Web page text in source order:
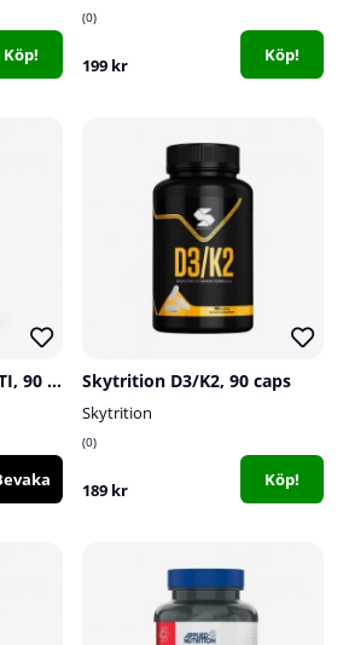
Köp!
0
199 kr Köp!
SOLID Nutrition MULTI, 90 tabs Skytrition D3/K2, 90 caps
Skytrition
0
189 kr Köp!